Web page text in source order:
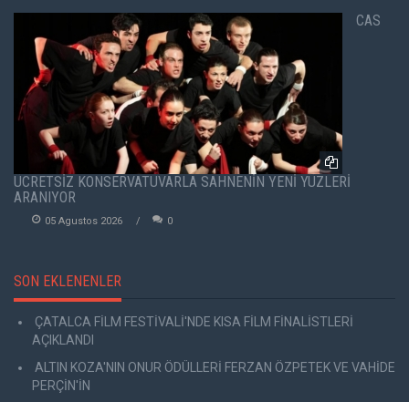
CAS
ÜCRETSİZ KONSERVATUVARLA SAHNENİN YENİ YÜZLERİ
ARANIYOR
05 Agustos 2026 0
SON EKLENENLER
ÇATALCA FİLM FESTİVALİ'NDE KISA FİLM FİNALİSTLERİ
AÇIKLANDI
ALTIN KOZA'NIN ONUR ÖDÜLLERİ FERZAN ÖZPETEK VE VAHİDE
PERÇİN'İN